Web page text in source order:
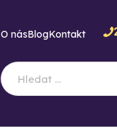
O násBlogKontakt